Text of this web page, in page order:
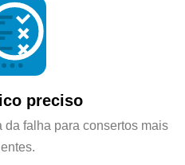
preciso
falha para consertos mais